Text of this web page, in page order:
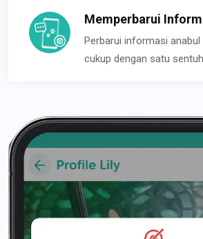
Memperbarui
Perbarui informasi
cukup dengan satu